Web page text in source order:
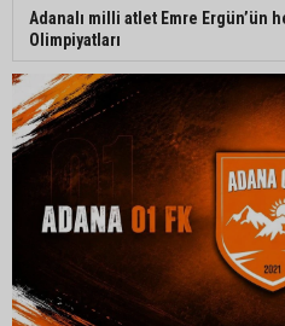
Adanalı milli atlet Emre Ergün’ün
Olimpiyatları